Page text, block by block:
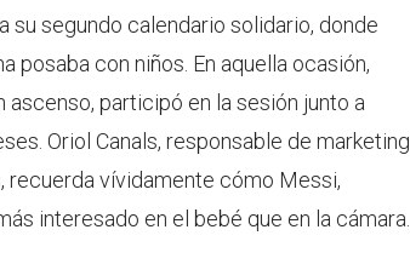
su segundo calendario solidario, donde
posaba con niños. En aquella ocasión,
ascenso, participó en la sesión junto a
Oriol Canals, responsable de marketing
vívidamente cómo Messi,
interesado en el bebé que en la cámara.